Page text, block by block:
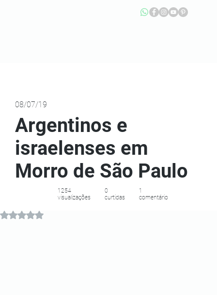
Avaliado com NaN de 5 estrelas.
1254
visualizações
0
curtidas
1
comentário
Argentinos e
israelenses em
Morro de São Paulo
08/07/19